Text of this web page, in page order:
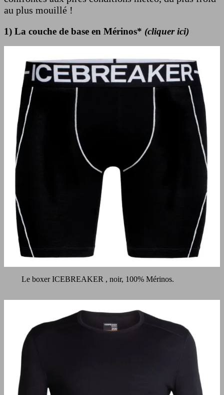
au plus mouillé !
1) La couche de base en Mérinos* (cliquer ici)
Le boxer ICEBREAKER , noir, 100% Mérinos.